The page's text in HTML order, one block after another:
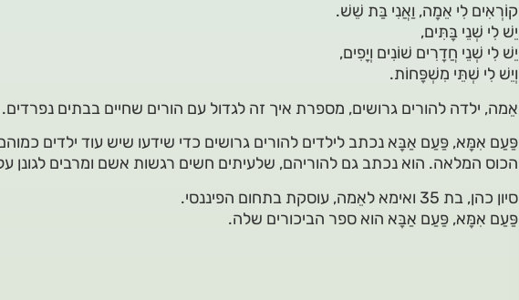
קוֹרְאִים לִי אֵמָה, וַאֲנִי בַּת שֵׁשׁ.
יֵשׁ לִי שְׁנֵי בָּתִּים,
יֵשׁ לִי שְׁנֵי חֲדָרִים שׁוֹנִים וְיָפִים,
וְיֵשׁ לִי שְׁתֵּי מִשְׁפָּחוֹת.
אֵמה, ילדה להורים גרושים, מספרת איך זה לגדול עם הורים שחיים בבתים נפרדים.
פַּעַם אִמָּא, פַּעַם אַבָּא נכתב לילדים להורים גרושים כדי שידעו שיש עוד ילדים
הכוס המלאה. הוא נכתב גם להוריהם, שלעיתים חשים רגשות אשם ומרבים לגונן
סיון כהן, בת 35 ואימא לאֵמה, עוסקת בתחום הפיננסי.
פַּעַם אִמָּא, פַּעַם אַבָּא הוא ספר הביכורים שלה.